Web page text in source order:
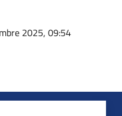
2025, 09:54